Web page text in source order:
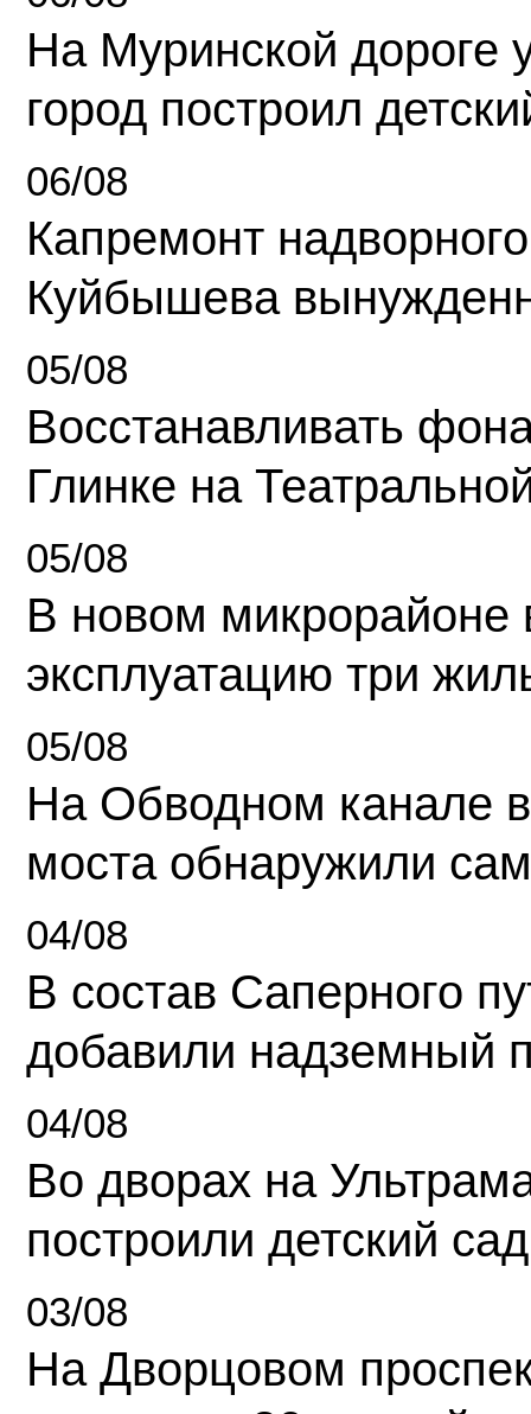
На Муринской дороге
город построил
06/08
Капремонт
Куйбышева
05/08
Восстанавливать
Глинке на
05/08
В новом микрорайоне
эксплуатацию три
05/08
На Обводном канале
моста обнаружили
04/08
В состав Саперного
добавили надземный
04/08
Во дворах на
построили детский сад
03/08
На Дворцовом